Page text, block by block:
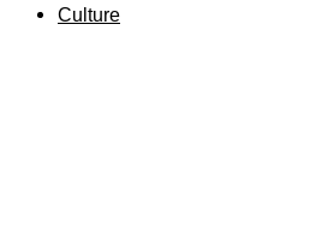
Culture